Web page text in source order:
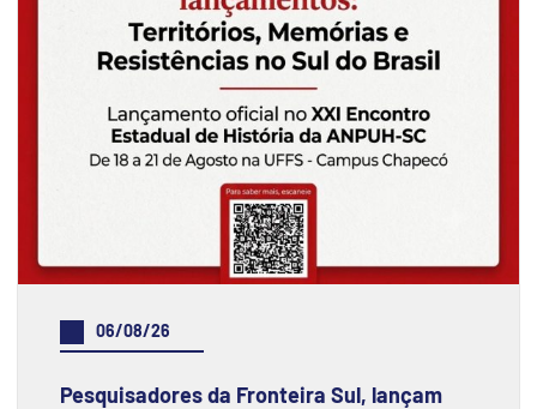
06/08/26
Pesquisadores da Fronteira Sul, lançam